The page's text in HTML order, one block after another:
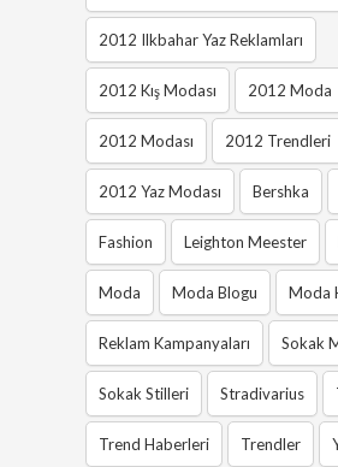
2012 Ilkbahar Yaz Reklamları
2012 Kış Modası 2012 Moda
2012 Modası 2012 Trendleri
2012 Yaz Modası Bershka
Fashion Leighton Meester
Moda Moda Blogu Moda
Reklam Kampanyaları Sokak
Sokak Stilleri Stradivarius
Trend Haberleri Trendler